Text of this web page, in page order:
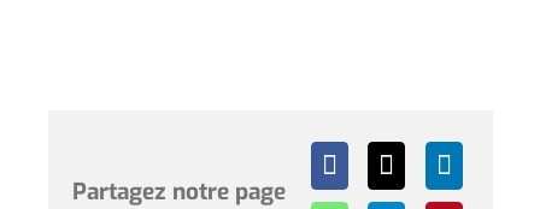
Partagez notre page